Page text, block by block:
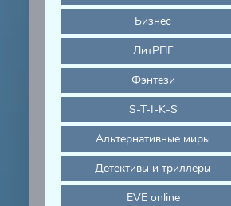
Бизнес
ЛитРПГ
Фэнтези
S-T-I-K-S
Альтернативные миры
Детективы и триллеры
EVE online